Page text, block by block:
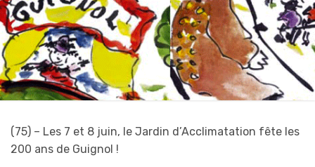
(75) – Les 7 et 8 juin, le Jardin d’Acclimatation fête les
200 ans de Guignol !